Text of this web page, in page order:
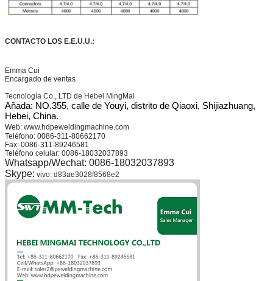
CONTACTO LOS E.E.U.U.:
Emma Cui
Encargado de ventas
Tecnología Co., LTD de Hebei MingMai
Añada: NO.355, calle de Youyi, distrito de Qiaoxi, Shijiazhuang,
Hebei, China.
Web: www.hdpeweldingmachine.com
Teléfono: 0086-311-80662170
Fax: 0086-311-89246581
Teléfono celular: 0086-18032037893
Whatsapp/Wechat: 0086-18032037893
Skype: vivo: d83ae3028f8568e2